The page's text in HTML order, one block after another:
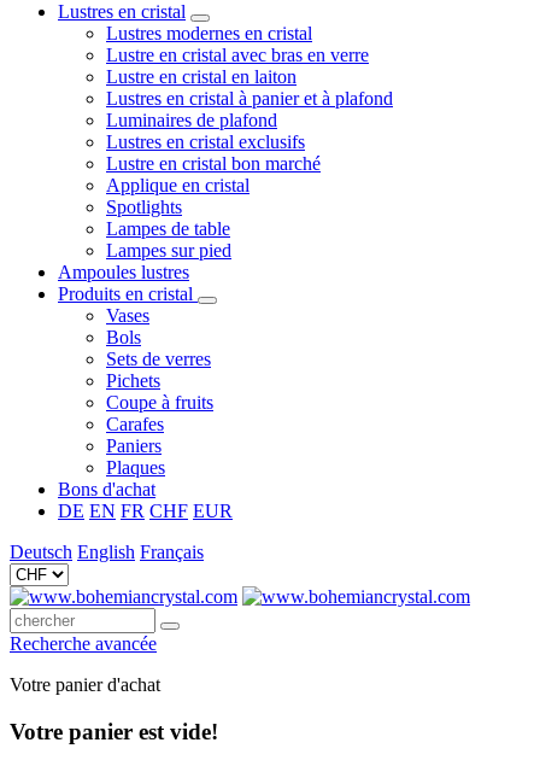
Lustres en cristal
Lustres modernes en cristal
Lustre en cristal avec bras en verre
Lustre en cristal en laiton
Lustres en cristal à panier et à plafond
Luminaires de plafond
Lustres en cristal exclusifs
Lustre en cristal bon marché
Applique en cristal
Spotlights
Lampes de table
Lampes sur pied
Ampoules lustres
Produits en cristal
Vases
Bols
Sets de verres
Pichets
Coupe à fruits
Carafes
Paniers
Plaques
Bons d'achat
DE EN FR CHF EUR
Deutsch English Français
Recherche avancée
Votre panier d'achat
Votre panier est vide!